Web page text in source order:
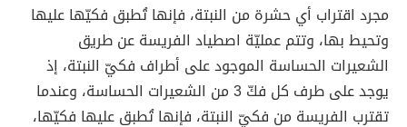
مجرد اقتراب أي حشرة من النبتة، فإنها تُطبق فكيّها عليها
وتحيط بها، وتتم عمليّة اصطياد الفريسة عن طريق
الشعيرات الحساسة الموجود على أطراف فكيّ النبتة، إذ
يوجد على طرف كل فكّ 3 من الشعيرات الحساسة، وعندما
تقترب الفريسة من فكيّ النبتة، فإنها تُطبق عليها فكيّها،